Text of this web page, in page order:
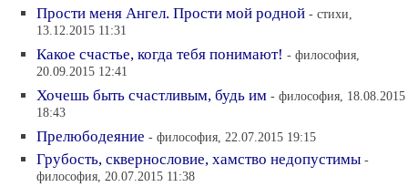
Прости меня Ангел. Прости мой родной - стихи,
13.12.2015 11:31
Какое счастье, когда тебя понимают! - философия,
20.09.2015 12:41
Хочешь быть счастливым, будь им - философия, 18.08.2015
18:43
Прелюбодеяние - философия, 22.07.2015 19:15
Грубость, сквернословие, хамство недопустимы -
философия, 20.07.2015 11:38